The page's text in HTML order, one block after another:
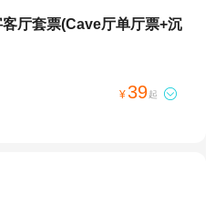
厅套票(Cave厅单厅票+沉
¥39起 